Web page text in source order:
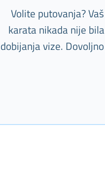
Volite putovanja?
karata nikada nije
dobijanja vize.